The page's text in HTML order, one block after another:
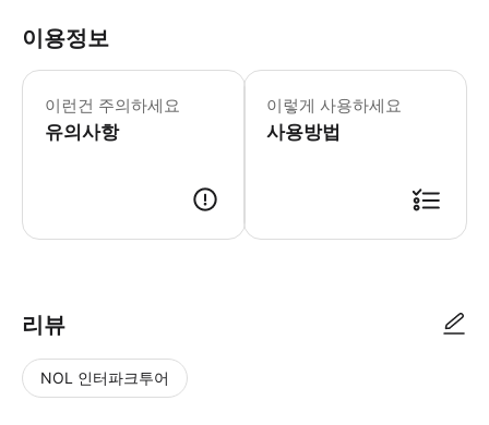
이용정보
이런건 주의하세요
유의사항
* 모든 좌석은 금연입니다. * 식사 시
이렇게 사용하세요
사용방법
리뷰
NOL 인터파크투어